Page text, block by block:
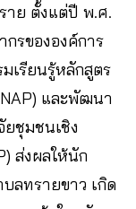
าย ตั้งแต่ปี พ.ศ.
รขององค์การ
เรียนรู้หลักสูตร
และพัฒนา
ชุมชนเชิง
ส่งผลให้นัก
ลทรายขาว เกิด